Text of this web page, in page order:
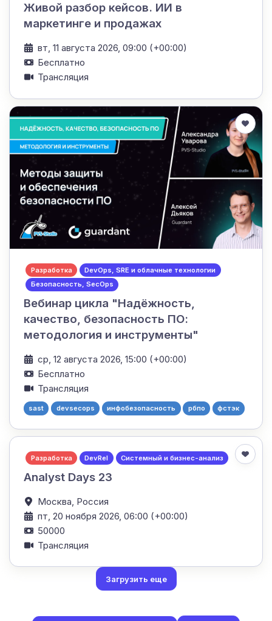
Живой разбор кейсов. ИИ в
маркетинге и продажах
вт, 11 августа 2026, 09:00 (+00:00)
Бесплатно
Трансляция
Разработка
DevOps, SRE и облачные технологии
Безопасность, SecOps
Вебинар цикла "Надёжность,
качество, безопасность ПО:
методология и инструменты"
ср, 12 августа 2026, 15:00 (+00:00)
Бесплатно
Трансляция
sast devsecops инфобезопасность рбпо фстэк
Разработка DevRel Системный и бизнес-анализ
Analyst Days 23
Москва, Россия
пт, 20 ноября 2026, 06:00 (+00:00)
50000
Трансляция
Загрузить еще